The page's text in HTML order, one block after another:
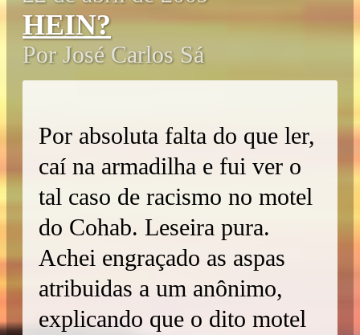
HEIN?
Por José Carlos Sá
Por absoluta falta do que ler,
caí na armadilha e fui ver o
tal caso de racismo no motel
do Cohab. Leseira pura.
Achei engraçado as aspas
atribuidas a um anônimo,
explicando que o dito motel